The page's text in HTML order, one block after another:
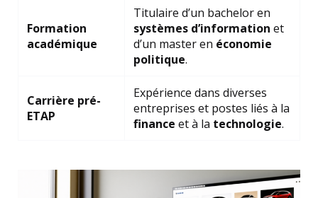
Formation
académique
Titulaire d’un bachelor en
systèmes d’information et
d’un master en économie
politique.
Carrière pré-
ETAP
Expérience dans diverses
entreprises et postes liés à la
finance et à la technologie.